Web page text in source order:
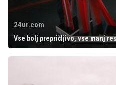
24ur.com
Vse bolj prepričljivo, vse manj